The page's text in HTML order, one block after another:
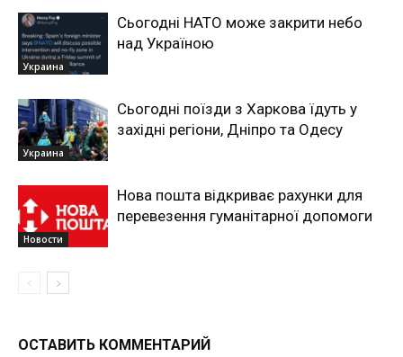
Украина
Сьогодні НАТО може закрити небо
над Україною
Украина
Сьогодні поїзди з Харкова їдуть у
західні регіони, Дніпро та Одесу
Новости
Нова пошта відкриває рахунки для
перевезення гуманітарної допомоги
ОСТАВИТЬ КОММЕНТАРИЙ